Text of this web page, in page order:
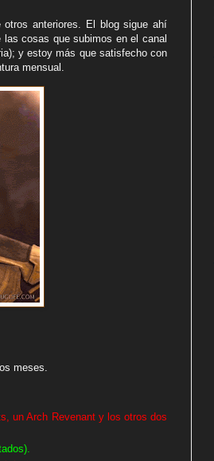
anteriores. El blog sigue ahí
cosas que subimos en el canal
y estoy más que satisfecho con
mensual.
meses.
un Arch Revenant y los otros dos